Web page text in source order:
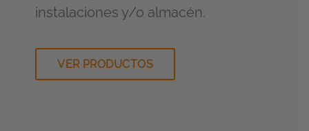
instalaciones y/o almacén.
VER PRODUCTOS